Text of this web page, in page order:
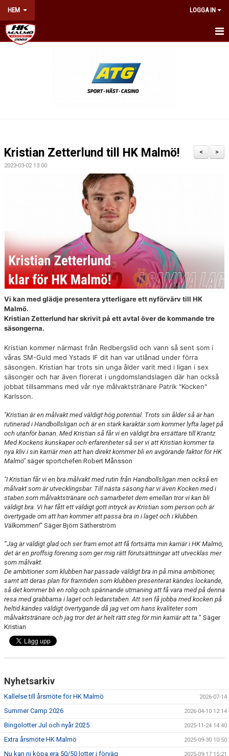
HEM LOGGA IN
KALENDER
VILL DU BLI PARTNER I HK MALMÖ
>
<
Kristian Zetterlund till HK Malmö!
2023-03-02 13:00
Vi kan med glädje presentera ytterligare ett nyförvärv till HK
Malmö.
Kristian Zetterlund har skrivit på ett avtal över de kommande tre
säsongerna.
Kristian kommer närmast från Redbergslid och vann så sent som i
våras SM-Guld med Ystads IF dit han var utlånad under förra
säsongen. Kristian har trots sin unga ålder varit med i ligan i sex
säsonger och har även florerat i ungdomslandslagen där han också
jobbat tillsammans med vår nye målvaktstränare Patrik "Kocken"
Karlsson.
"Kristian är en målvakt med väldigt hög potential. Trots sin ålder så är han
rutinerad i Handbollsligan och är en stark karaktär som kommer lyfta laget på
och utanför banan. Med Kristian så får vi en väldigt bra ersättare till Krantz.
Med Kockens kunskaper och erfarenheter så ser vi att Kristian kommer ta
nya kliv i sin karriär men att han direkt kommer bli en avgörande faktor för HK
Malmö"säger sportchefen Robert Månsson
"I Kristian får vi en bra målvakt med rutin från Handbollsligan men också en
målvakt som är utvecklingsbar. Till nästa säsong har vi även Kocken med i
staben som målvaktstränare och samarbetet dem emellan tror vi kan bli
väldigt bra. Vi har fått ett väldigt gott intryck av Kristian som person och är
övertygade om att han kommer att passa bra in i laget och i klubben.
Välkommen!" Säger Björn Sätherström
”Jag är väldigt glad och ser fram emot att få fortsätta min karriär i HK Malmö,
det är en proffsig förening som ger mig rätt förutsättningar att utvecklas mer
som målvakt.
De ambitioner som klubben har passade väldigt bra in på mina ambitioner,
samt att deras plan för framtiden som klubben presenterat kändes lockande,
så det kommer bli en rolig och spännande utmaning att få vara med på denna
resa med grabbarna i laget och ledarstaben. Att sen få jobba med kocken på
heltid kändes väldigt övertygande då jag vet om hans kvaliteter som
målvaktstränare och jag tror det är helt rätt steg för min karriär att ta.” Säger
Kristian
Nyhetsarkiv
Kallelse till årsmöte för HK Malmö 2026-07-14
Summer Camp 2026 2026-04-10 12:14
Bingolotter Jul och nyår 2025 2025-11-24 14:40
Extra årsmöte HK Malmö 2025-09-30 10:50
Nu kan ni köpa era 50/50 lotter i förväg 2025-09-17 15:21